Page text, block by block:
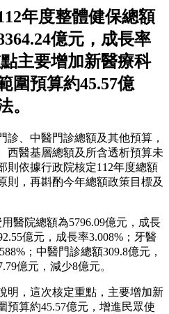
年度整體健保總額
億元，成長率
主要增加新醫療科
圍預算約45.57億
。
診、中醫門診總額及其他預算，
西醫基層總額及所含透析預算未
則依據行政院核定112年度總額
則，再斟酌今年總額政策目標及
醫院總額為5796.09億元，成長
億元，成長率3.008%；牙醫
；中醫門診總額309.8億元，
億元，減少8億元。
明，這次核定重點，主要增加新
預算約45.57億元，增進民眾使